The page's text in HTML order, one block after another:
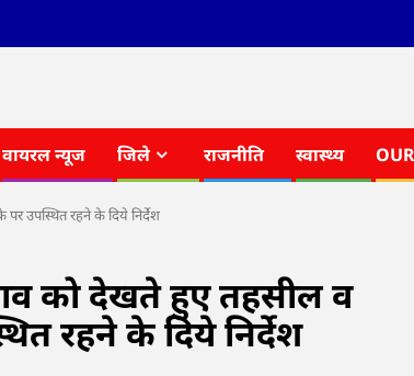
वायरल न्यूज जिले राजनीति स्वास्थ्य
पर उपस्थित रहने के दिये निर्देश
को देखते हुए तहसील व
रहने के दिये निर्देश